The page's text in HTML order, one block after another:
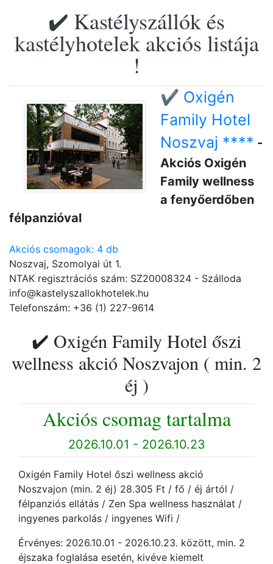
✔️ Kastélyszállók és
kastélyhotelek akciós listája
!
✔️ Oxigén
Family Hotel
Noszvaj **** -
Akciós Oxigén
Family wellness
a fenyőerdőben
félpanzióval
Akciós csomagok: 4 db
Noszvaj, Szomolyai út 1.
NTAK regisztrációs szám: SZ20008324 - Szálloda
info@kastelyszallokhotelek.hu
Telefonszám: +36 (1) 227-9614
✔️ Oxigén Family Hotel őszi
wellness akció Noszvajon ( min. 2
éj )
Akciós csomag tartalma
2026.10.01 - 2026.10.23
Oxigén Family Hotel őszi wellness akció
Noszvajon (min. 2 éj) 28.305 Ft / fő / éj ártól /
félpanziós ellátás / Zen Spa wellness használat /
ingyenes parkolás / ingyenes Wifi /
Érvényes: 2026.10.01 - 2026.10.23. között, min. 2
éjszaka foglalása esetén, kivéve kiemelt